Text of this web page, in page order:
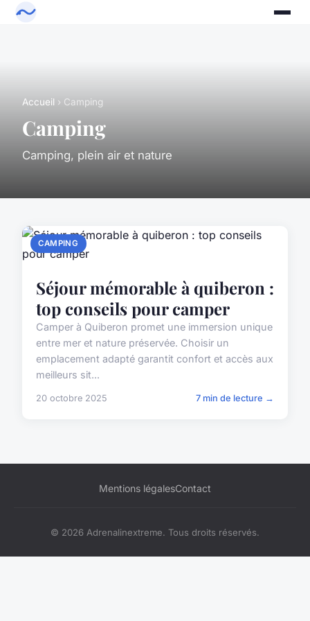
Accueil › Camping
Camping
Camping, plein air et nature
CAMPING
Séjour mémorable à quiberon :
top conseils pour camper
Camper à Quiberon promet une immersion unique
entre mer et nature préservée. Choisir un
emplacement adapté garantit confort et accès aux
meilleurs sit...
20 octobre 2025 7 min de lecture →
Mentions légalesContact
© 2026 Adrenalinextreme. Tous droits réservés.